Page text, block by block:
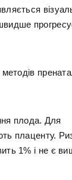
плода. Для
плаценту.
1% і не є